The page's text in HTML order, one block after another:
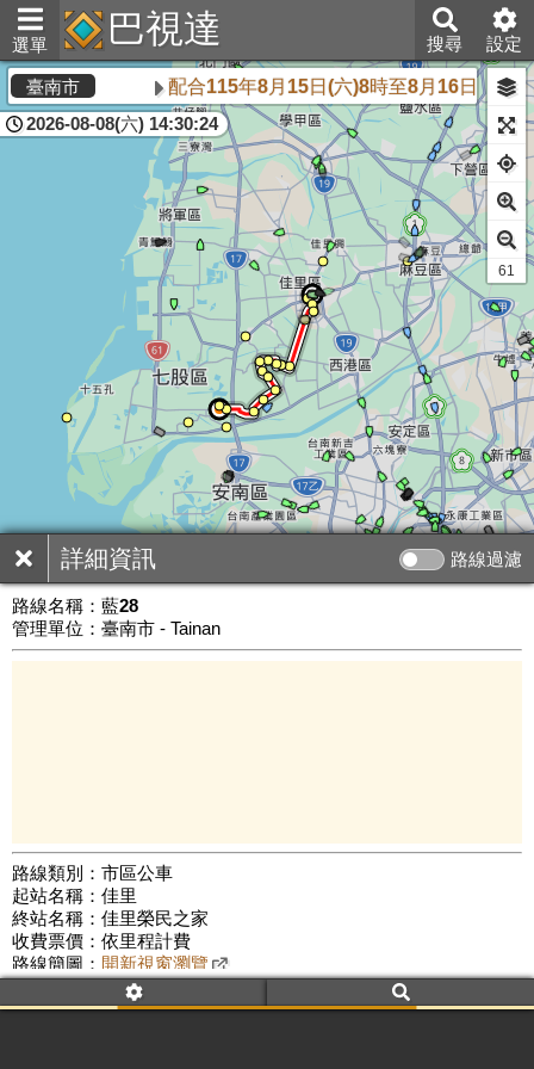
選單 巴視達 搜尋 設定
詳細資訊 路線過濾
路線名稱： 藍28
管理單位：臺南市 - Tainan
路線類別：市區公車
起站名稱：佳里
終站名稱：佳里榮民之家
收費票價：依里程計費
路線簡圖： 開新視窗瀏覽
附屬名稱：藍28 佳里站 佳里榮民之家
臺南市 配合115年8月15日(六)8時至8月16日(日)16
2026-08-08(六) 14:30:24
公車數量: 累計6413、上線5383
61